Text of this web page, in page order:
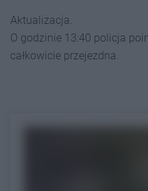
Aktualizacja.
O godzinie 13:40 policja
całkowicie przejezdna.